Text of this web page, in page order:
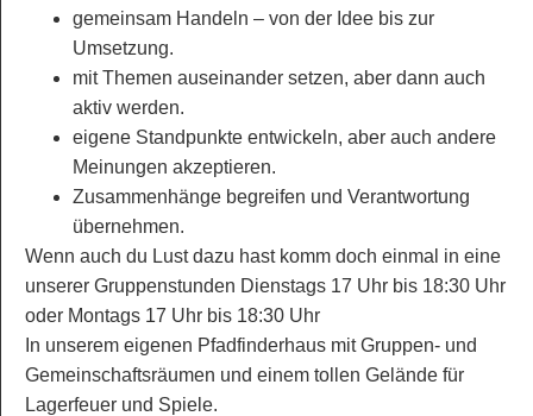
gemeinsam Handeln – von der Idee bis zur
Umsetzung.
mit Themen auseinander setzen, aber dann auch
aktiv werden.
eigene Standpunkte entwickeln, aber auch andere
Meinungen akzeptieren.
Zusammenhänge begreifen und Verantwortung
übernehmen.
Wenn auch du Lust dazu hast komm doch einmal in eine
unserer Gruppenstunden Dienstags 17 Uhr bis 18:30 Uhr
oder Montags 17 Uhr bis 18:30 Uhr
In unserem eigenen Pfadfinderhaus mit Gruppen- und
Gemeinschaftsräumen und einem tollen Gelände für
Lagerfeuer und Spiele.